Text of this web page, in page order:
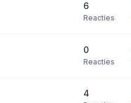
6
Reacties
0
Reacties
4